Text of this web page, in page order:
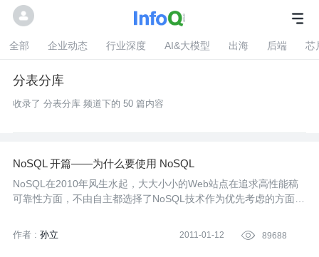
全部 企业动态 行业深度 AI&大模型 出海 后端 芯
分表分库
收录了 分表分库 频道下的 50 篇内容
NoSQL 开篇——为什么要使用 NoSQL
NoSQL在2010年风生水起，大大小小的Web站点在追求高性能稿
可靠性方面，不由自主都选择了NoSQL技术作为优先考虑的方面。
享他之于NoSQL方面的经验和体会。本文为专栏的开篇，从整体上
作者 : 孙立 2011-01-12  89688